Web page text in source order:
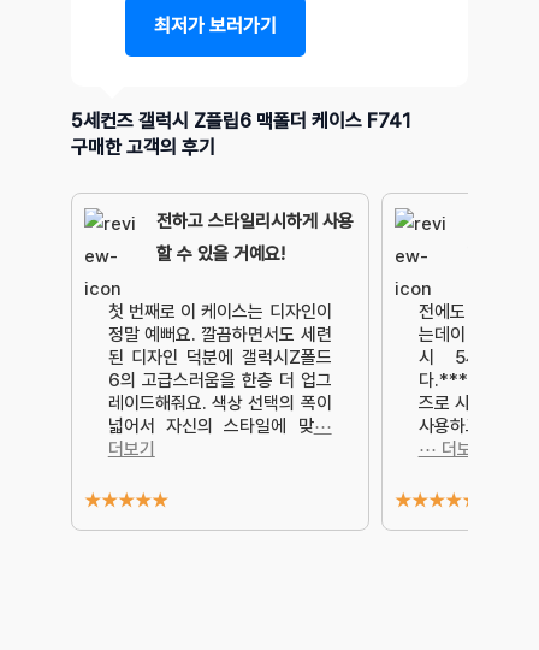
최저가 보러가기
5세컨즈 갤럭시 Z플립6 맥폴더 케이스 F741
구매한 고객의 후기
전하고 스타일리시하게 사용
할 수 있을 거예요!
첫 번째로 이 케이스는 디자인이
정말 예뻐요. 깔끔하면서도 세련
된 디자인 덕분에 갤럭시Z폴드
6의 고급스러움을 한층 더 업그
레이드해줘요. 색상 선택의 폭이
넓어서 자신의 스타일에 맞⋯
더보기
★★★★★
전에도 5세컨즈
는데이 번에 핸
시 5세컨로즈
다.***아버지
즈로 사 드렸는
사용하고 계십
⋯ 더보기
★★★★★